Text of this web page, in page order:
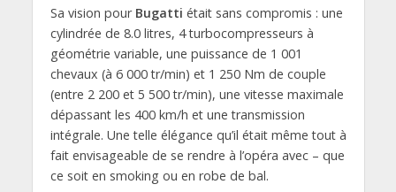
Sa vision pour Bugatti était sans compromis : une
cylindrée de 8.0 litres, 4 turbocompresseurs à
géométrie variable, une puissance de 1 001
chevaux (à 6 000 tr/min) et 1 250 Nm de couple
(entre 2 200 et 5 500 tr/min), une vitesse maximale
dépassant les 400 km/h et une transmission
intégrale. Une telle élégance qu’il était même tout à
fait envisageable de se rendre à l’opéra avec – que
ce soit en smoking ou en robe de bal.